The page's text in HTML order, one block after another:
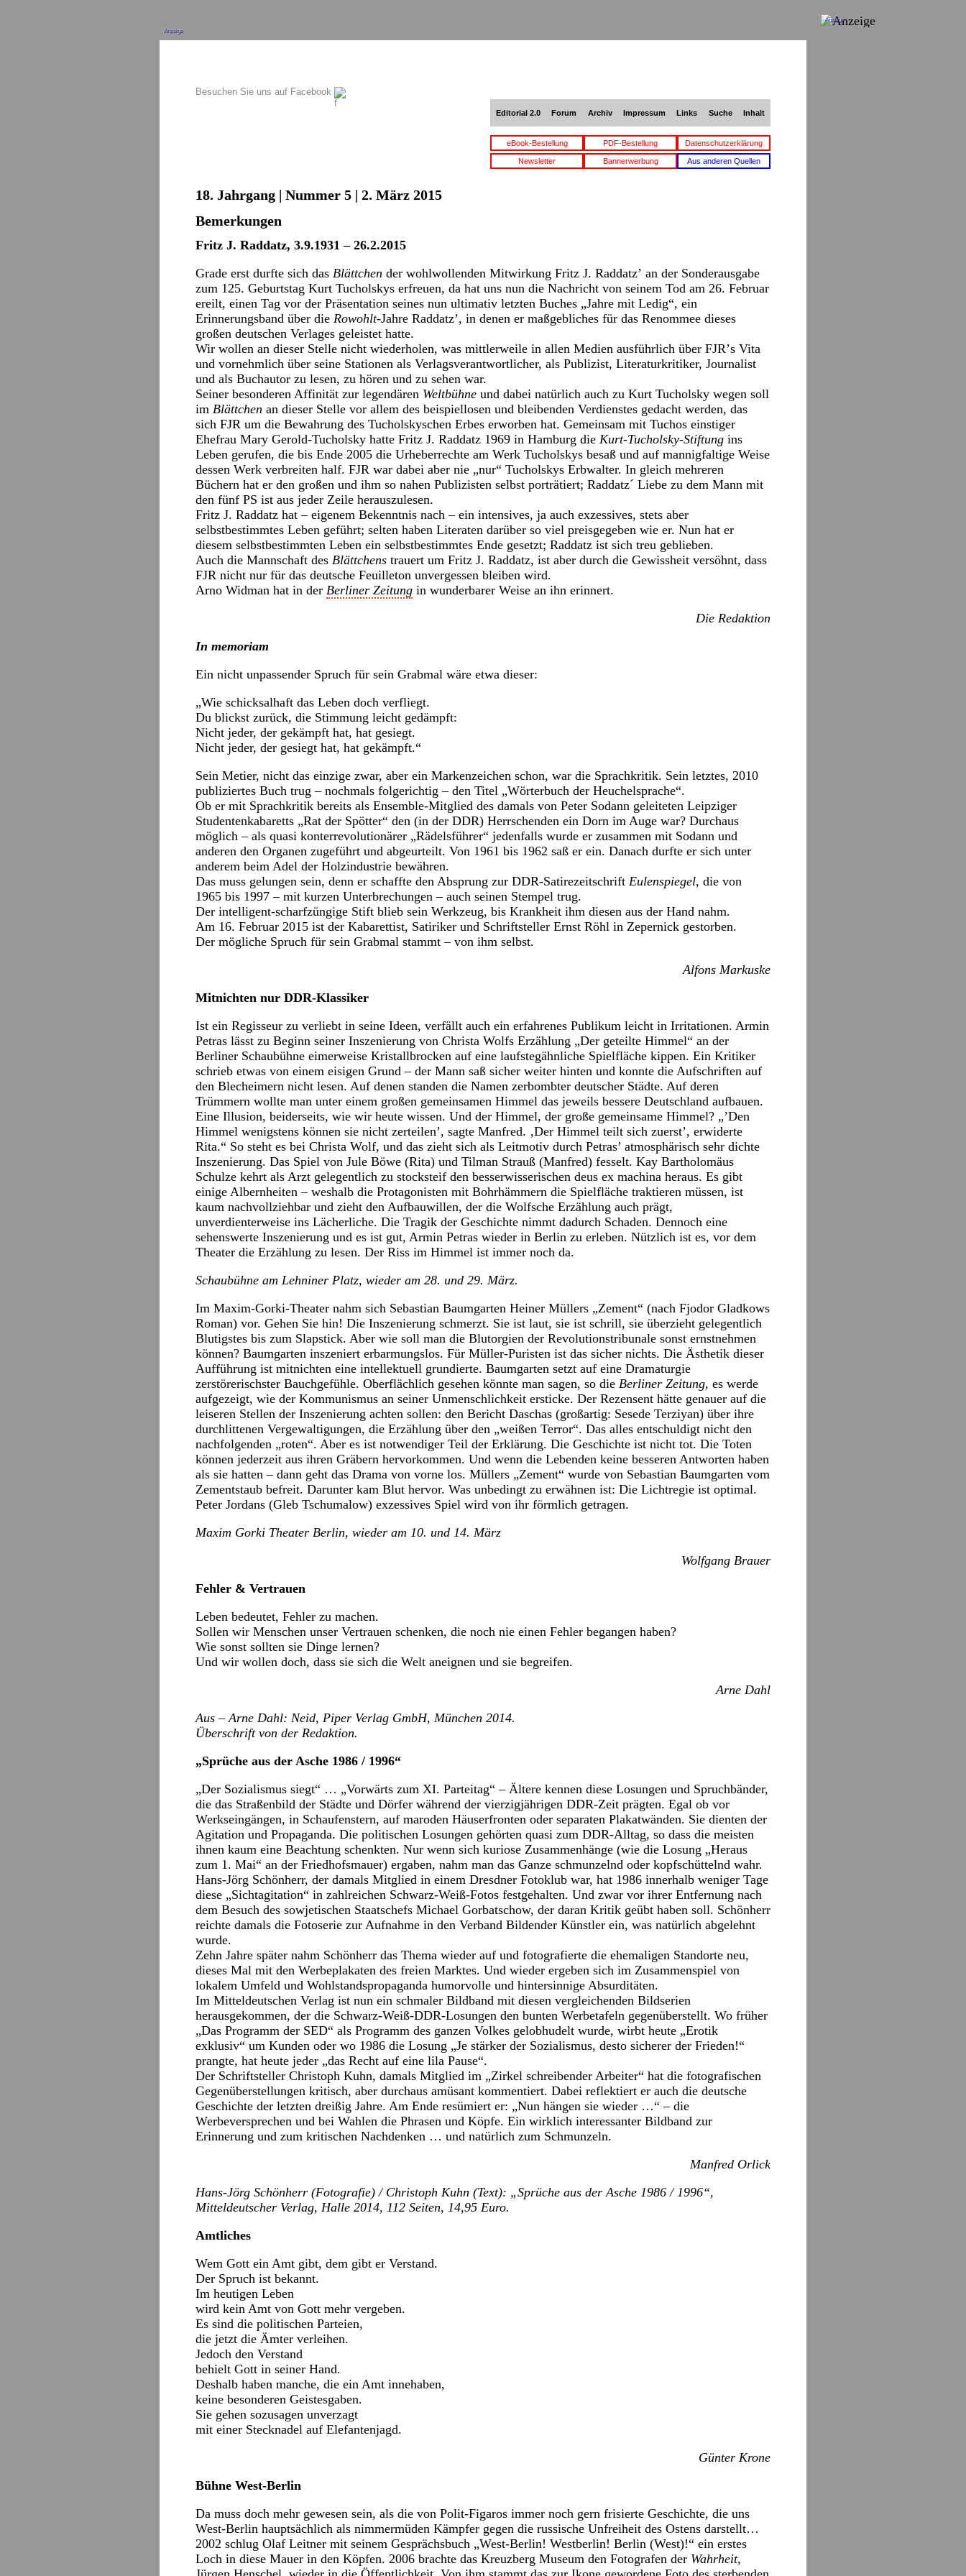
Anzeige
Besuchen Sie uns auf Facebook
Editorial 2.0 Forum Archiv Impressum Links Suche Inhalt
eBook-Bestellung PDF-Bestellung Datenschutzerklärung
Newsletter Bannerwerbung Aus anderen Quellen
18. Jahrgang | Nummer 5 | 2. März 2015
Bemerkungen
Fritz J. Raddatz, 3.9.1931 – 26.2.2015
Grade erst durfte sich das Blättchen der wohlwollenden Mitwirkung Fritz J. Raddatzʼ an der Sonderausgabe
zum 125. Geburtstag Kurt Tucholskys erfreuen, da hat uns nun die Nachricht von seinem Tod am 26. Februar
ereilt, einen Tag vor der Präsentation seines nun ultimativ letzten Buches „Jahre mit Ledig“, ein
Erinnerungsband über die Rowohlt-Jahre Raddatzʼ, in denen er maßgebliches für das Renommee dieses
großen deutschen Verlages geleistet hatte.
Wir wollen an dieser Stelle nicht wiederholen, was mittlerweile in allen Medien ausführlich über FJRʼs Vita
und vornehmlich über seine Stationen als Verlagsverantwortlicher, als Publizist, Literaturkritiker, Journalist
und als Buchautor zu lesen, zu hören und zu sehen war.
Seiner besonderen Affinität zur legendären Weltbühne und dabei natürlich auch zu Kurt Tucholsky wegen soll
im Blättchen an dieser Stelle vor allem des beispiellosen und bleibenden Verdienstes gedacht werden, das
sich FJR um die Bewahrung des Tucholskyschen Erbes erworben hat. Gemeinsam mit Tuchos einstiger
Ehefrau Mary Gerold-Tucholsky hatte Fritz J. Raddatz 1969 in Hamburg die Kurt-Tucholsky-Stiftung ins
Leben gerufen, die bis Ende 2005 die Urheberrechte am Werk Tucholskys besaß und auf mannigfaltige Weise
dessen Werk verbreiten half. FJR war dabei aber nie „nur“ Tucholskys Erbwalter. In gleich mehreren
Büchern hat er den großen und ihm so nahen Publizisten selbst porträtiert; Raddatz´ Liebe zu dem Mann mit
den fünf PS ist aus jeder Zeile herauszulesen.
Fritz J. Raddatz hat – eigenem Bekenntnis nach – ein intensives, ja auch exzessives, stets aber
selbstbestimmtes Leben geführt; selten haben Literaten darüber so viel preisgegeben wie er. Nun hat er
diesem selbstbestimmten Leben ein selbstbestimmtes Ende gesetzt; Raddatz ist sich treu geblieben.
Auch die Mannschaft des Blättchens trauert um Fritz J. Raddatz, ist aber durch die Gewissheit versöhnt, dass
FJR nicht nur für das deutsche Feuilleton unvergessen bleiben wird.
Arno Widman hat in der Berliner Zeitung in wunderbarer Weise an ihn erinnert.
Die Redaktion
In memoriam
Ein nicht unpassender Spruch für sein Grabmal wäre etwa dieser:
„Wie schicksalhaft das Leben doch verfliegt.
Du blickst zurück, die Stimmung leicht gedämpft:
Nicht jeder, der gekämpft hat, hat gesiegt.
Nicht jeder, der gesiegt hat, hat gekämpft.“
Sein Metier, nicht das einzige zwar, aber ein Markenzeichen schon, war die Sprachkritik. Sein letztes, 2010
publiziertes Buch trug – nochmals folgerichtig – den Titel „Wörterbuch der Heuchelsprache“.
Ob er mit Sprachkritik bereits als Ensemble-Mitglied des damals von Peter Sodann geleiteten Leipziger
Studentenkabaretts „Rat der Spötter“ den (in der DDR) Herrschenden ein Dorn im Auge war? Durchaus
möglich – als quasi konterrevolutionärer „Rädelsführer“ jedenfalls wurde er zusammen mit Sodann und
anderen den Organen zugeführt und abgeurteilt. Von 1961 bis 1962 saß er ein. Danach durfte er sich unter
anderem beim Adel der Holzindustrie bewähren.
Das muss gelungen sein, denn er schaffte den Absprung zur DDR-Satirezeitschrift Eulenspiegel, die von
1965 bis 1997 – mit kurzen Unterbrechungen – auch seinen Stempel trug.
Der intelligent-scharfzüngige Stift blieb sein Werkzeug, bis Krankheit ihm diesen aus der Hand nahm.
Am 16. Februar 2015 ist der Kabarettist, Satiriker und Schriftsteller Ernst Röhl in Zepernick gestorben.
Der mögliche Spruch für sein Grabmal stammt – von ihm selbst.
Alfons Markuske
Mitnichten nur DDR-Klassiker
Ist ein Regisseur zu verliebt in seine Ideen, verfällt auch ein erfahrenes Publikum leicht in Irritationen. Armin
Petras lässt zu Beginn seiner Inszenierung von Christa Wolfs Erzählung „Der geteilte Himmel“ an der
Berliner Schaubühne eimerweise Kristallbrocken auf eine laufstegähnliche Spielfläche kippen. Ein Kritiker
schrieb etwas von einem eisigen Grund – der Mann saß sicher weiter hinten und konnte die Aufschriften auf
den Blecheimern nicht lesen. Auf denen standen die Namen zerbombter deutscher Städte. Auf deren
Trümmern wollte man unter einem großen gemeinsamen Himmel das jeweils bessere Deutschland aufbauen.
Eine Illusion, beiderseits, wie wir heute wissen. Und der Himmel, der große gemeinsame Himmel? „’Den
Himmel wenigstens können sie nicht zerteilen’, sagte Manfred. ‚Der Himmel teilt sich zuerst’, erwiderte
Rita.“ So steht es bei Christa Wolf, und das zieht sich als Leitmotiv durch Petras’ atmosphärisch sehr dichte
Inszenierung. Das Spiel von Jule Böwe (Rita) und Tilman Strauß (Manfred) fesselt. Kay Bartholomäus
Schulze kehrt als Arzt gelegentlich zu stocksteif den besserwisserischen deus ex machina heraus. Es gibt
einige Albernheiten – weshalb die Protagonisten mit Bohrhämmern die Spielfläche traktieren müssen, ist
kaum nachvollziehbar und zieht den Aufbauwillen, der die Wolfsche Erzählung auch prägt,
unverdienterweise ins Lächerliche. Die Tragik der Geschichte nimmt dadurch Schaden. Dennoch eine
sehenswerte Inszenierung und es ist gut, Armin Petras wieder in Berlin zu erleben. Nützlich ist es, vor dem
Theater die Erzählung zu lesen. Der Riss im Himmel ist immer noch da.
Schaubühne am Lehniner Platz, wieder am 28. und 29. März.
Im Maxim-Gorki-Theater nahm sich Sebastian Baumgarten Heiner Müllers „Zement“ (nach Fjodor Gladkows
Roman) vor. Gehen Sie hin! Die Inszenierung schmerzt. Sie ist laut, sie ist schrill, sie überzieht gelegentlich
Blutigstes bis zum Slapstick. Aber wie soll man die Blutorgien der Revolutionstribunale sonst ernstnehmen
können? Baumgarten inszeniert erbarmungslos. Für Müller-Puristen ist das sicher nichts. Die Ästhetik dieser
Aufführung ist mitnichten eine intellektuell grundierte. Baumgarten setzt auf eine Dramaturgie
zerstörerischster Bauchgefühle. Oberflächlich gesehen könnte man sagen, so die Berliner Zeitung, es werde
aufgezeigt, wie der Kommunismus an seiner Unmenschlichkeit ersticke. Der Rezensent hätte genauer auf die
leiseren Stellen der Inszenierung achten sollen: den Bericht Daschas (großartig: Sesede Terziyan) über ihre
durchlittenen Vergewaltigungen, die Erzählung über den „weißen Terror“. Das alles entschuldigt nicht den
nachfolgenden „roten“. Aber es ist notwendiger Teil der Erklärung. Die Geschichte ist nicht tot. Die Toten
können jederzeit aus ihren Gräbern hervorkommen. Und wenn die Lebenden keine besseren Antworten haben
als sie hatten – dann geht das Drama von vorne los. Müllers „Zement“ wurde von Sebastian Baumgarten vom
Zementstaub befreit. Darunter kam Blut hervor. Was unbedingt zu erwähnen ist: Die Lichtregie ist optimal.
Peter Jordans (Gleb Tschumalow) exzessives Spiel wird von ihr förmlich getragen.
Maxim Gorki Theater Berlin, wieder am 10. und 14. März
Wolfgang Brauer
Fehler & Vertrauen
Leben bedeutet, Fehler zu machen.
Sollen wir Menschen unser Vertrauen schenken, die noch nie einen Fehler begangen haben?
Wie sonst sollten sie Dinge lernen?
Und wir wollen doch, dass sie sich die Welt aneignen und sie begreifen.
Arne Dahl
Aus – Arne Dahl: Neid, Piper Verlag GmbH, München 2014.
Überschrift von der Redaktion.
„Sprüche aus der Asche 1986 / 1996“
„Der Sozialismus siegt“ … „Vorwärts zum XI. Parteitag“ – Ältere kennen diese Losungen und Spruchbänder,
die das Straßenbild der Städte und Dörfer während der vierzigjährigen DDR-Zeit prägten. Egal ob vor
Werkseingängen, in Schaufenstern, auf maroden Häuserfronten oder separaten Plakatwänden. Sie dienten der
Agitation und Propaganda. Die politischen Losungen gehörten quasi zum DDR-Alltag, so dass die meisten
ihnen kaum eine Beachtung schenkten. Nur wenn sich kuriose Zusammenhänge (wie die Losung „Heraus
zum 1. Mai“ an der Friedhofsmauer) ergaben, nahm man das Ganze schmunzelnd oder kopfschüttelnd wahr.
Hans-Jörg Schönherr, der damals Mitglied in einem Dresdner Fotoklub war, hat 1986 innerhalb weniger Tage
diese „Sichtagitation“ in zahlreichen Schwarz-Weiß-Fotos festgehalten. Und zwar vor ihrer Entfernung nach
dem Besuch des sowjetischen Staatschefs Michael Gorbatschow, der daran Kritik geübt haben soll. Schönherr
reichte damals die Fotoserie zur Aufnahme in den Verband Bildender Künstler ein, was natürlich abgelehnt
wurde.
Zehn Jahre später nahm Schönherr das Thema wieder auf und fotografierte die ehemaligen Standorte neu,
dieses Mal mit den Werbeplakaten des freien Marktes. Und wieder ergeben sich im Zusammenspiel von
lokalem Umfeld und Wohlstandspropaganda humorvolle und hintersinnige Absurditäten.
Im Mitteldeutschen Verlag ist nun ein schmaler Bildband mit diesen vergleichenden Bildserien
herausgekommen, der die Schwarz-Weiß-DDR-Losungen den bunten Werbetafeln gegenüberstellt. Wo früher
„Das Programm der SED“ als Programm des ganzen Volkes gelobhudelt wurde, wirbt heute „Erotik
exklusiv“ um Kunden oder wo 1986 die Losung „Je stärker der Sozialismus, desto sicherer der Frieden!“
prangte, hat heute jeder „das Recht auf eine lila Pause“.
Der Schriftsteller Christoph Kuhn, damals Mitglied im „Zirkel schreibender Arbeiter“ hat die fotografischen
Gegenüberstellungen kritisch, aber durchaus amüsant kommentiert. Dabei reflektiert er auch die deutsche
Geschichte der letzten dreißig Jahre. Am Ende resümiert er: „Nun hängen sie wieder …“ – die
Werbeversprechen und bei Wahlen die Phrasen und Köpfe. Ein wirklich interessanter Bildband zur
Erinnerung und zum kritischen Nachdenken … und natürlich zum Schmunzeln.
Manfred Orlick
Hans-Jörg Schönherr (Fotografie) / Christoph Kuhn (Text): „Sprüche aus der Asche 1986 / 1996“,
Mitteldeutscher Verlag, Halle 2014, 112 Seiten, 14,95 Euro.
Amtliches
Wem Gott ein Amt gibt, dem gibt er Verstand.
Der Spruch ist bekannt.
Im heutigen Leben
wird kein Amt von Gott mehr vergeben.
Es sind die politischen Parteien,
die jetzt die Ämter verleihen.
Jedoch den Verstand
behielt Gott in seiner Hand.
Deshalb haben manche, die ein Amt innehaben,
keine besonderen Geistesgaben.
Sie gehen sozusagen unverzagt
mit einer Stecknadel auf Elefantenjagd.
Günter Krone
Bühne West-Berlin
Da muss doch mehr gewesen sein, als die von Polit-Figaros immer noch gern frisierte Geschichte, die uns
West-Berlin hauptsächlich als nimmermüden Kämpfer gegen die russische Unfreiheit des Ostens darstellt…
2002 schlug Olaf Leitner mit seinem Gesprächsbuch „West-Berlin! Westberlin! Berlin (West)!“ ein erstes
Loch in diese Mauer in den Köpfen. 2006 brachte das Kreuzberg Museum den Fotografen der Wahrheit,
Anzeige